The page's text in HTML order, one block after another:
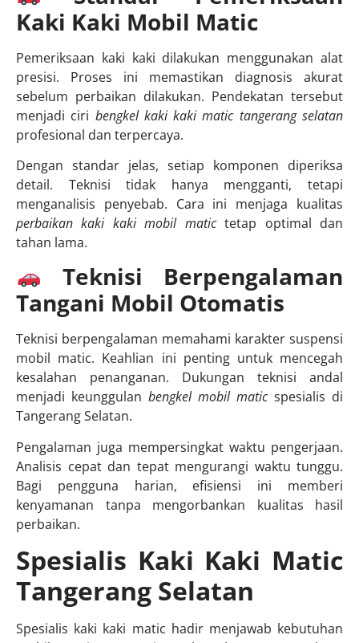
Kaki Kaki Mobil Matic
Pemeriksaan kaki kaki dilakukan menggunakan alat
presisi. Proses ini memastikan diagnosis akurat
sebelum perbaikan dilakukan. Pendekatan tersebut
menjadi ciri bengkel kaki kaki matic tangerang selatan
profesional dan terpercaya.
Dengan standar jelas, setiap komponen diperiksa
detail. Teknisi tidak hanya mengganti, tetapi
menganalisis penyebab. Cara ini menjaga kualitas
perbaikan kaki kaki mobil matictetap optimal dan
tahan lama.
Teknisi Berpengalaman
Tangani Mobil Otomatis
Teknisi berpengalaman memahami karakter suspensi
mobil matic. Keahlian ini penting untuk mencegah
kesalahan penanganan. Dukungan teknisi andal
menjadi keunggulan bengkel mobil maticspesialis di
Tangerang Selatan.
Pengalaman juga mempersingkat waktu pengerjaan.
Analisis cepat dan tepat mengurangi waktu tunggu.
Bagi pengguna harian, efisiensi ini memberi
kenyamanan tanpa mengorbankan kualitas hasil
perbaikan.
Spesialis Kaki Kaki Matic
Tangerang Selatan
Spesialis kaki kaki matic hadir menjawab kebutuhan